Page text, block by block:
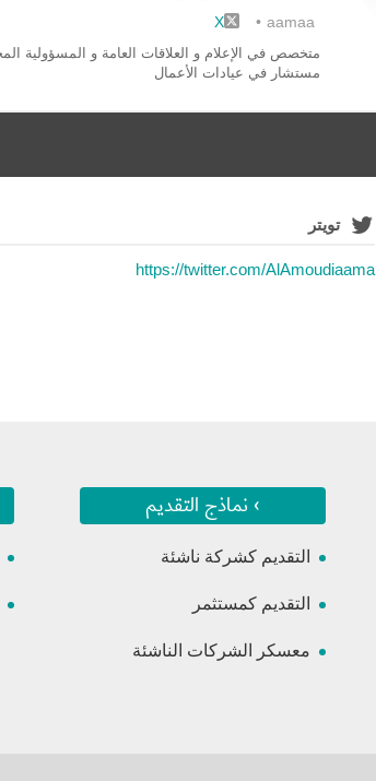
aamaa
•
X
مستشار في عيادات الأعمال
تويتر
https://twitter.com/AlAmoudiaama
› نماذج التقديم
التقديم كشركة ناشئة
التقديم كمستثمر
معسكر الشركات الناشئة